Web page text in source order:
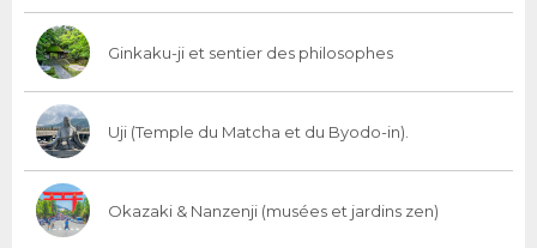
Ginkaku-ji et sentier des philosophes
Uji (Temple du Matcha et du Byodo-in).
Okazaki & Nanzenji (musées et jardins zen)